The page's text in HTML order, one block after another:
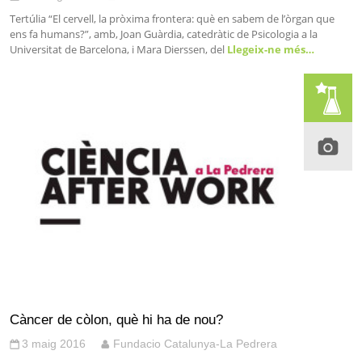
Tertúlia “El cervell, la pròxima frontera: què en sabem de l’òrgan que
ens fa humans?”, amb, Joan Guàrdia, catedràtic de Psicologia a la
Universitat de Barcelona, i Mara Dierssen, del Llegeix-ne més…
Càncer de còlon, què hi ha de nou?
3 maig 2016 Fundacio Catalunya-La Pedrera